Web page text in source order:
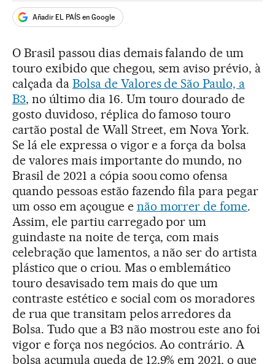
Añadir EL PAÍS en Google
O Brasil passou dias demais falando de um
touro exibido que chegou, sem aviso prévio, à
calçada da Bolsa de Valores de São Paulo, a
B3, no último dia 16. Um touro dourado de
gosto duvidoso, réplica do famoso touro
cartão postal de Wall Street, em Nova York.
Se lá ele expressa o vigor e a força da bolsa
de valores mais importante do mundo, no
Brasil de 2021 a cópia soou como ofensa
quando pessoas estão fazendo fila para pegar
um osso em açougue e não morrer de fome.
Assim, ele partiu carregado por um
guindaste na noite de terça, com mais
celebração que lamentos, a não ser do artista
plástico que o criou. Mas o emblemático
touro desavisado tem mais do que um
contraste estético e social com os moradores
de rua que transitam pelos arredores da
Bolsa. Tudo que a B3 não mostrou este ano foi
vigor e força nos negócios. Ao contrário. A
bolsa acumula queda de 12,9% em 2021, o que